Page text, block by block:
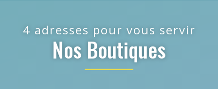
4 adresses pour vous servir
Nos Boutiques